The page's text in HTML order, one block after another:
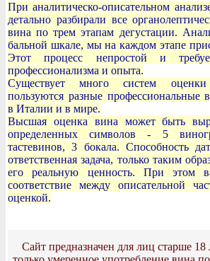
При аналитическо-описательном
детально разбирали все
вина по трем этапам дегустации.
бальной шкале, мы на каждом этапе
Этот процесс непростой и
профессионализма и опыта.
Существует много систем
пользуются разные профессиональные
в Италии и в мире.
Высшая оценка вина может быть
определенных символов - 5
тастевинов, 3 бокала. Способность
ответственная задача, только таким
его реальную ценность. При этом
соответствие между описательной
оценкой.
Сайт предназначен для лиц старше